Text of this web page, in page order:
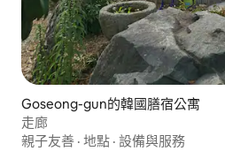
Goseong-gun的韓國膳宿公寓
走廊
親子友善 · 地點 · 設備與服務